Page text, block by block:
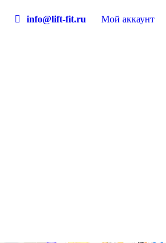
info@lift-fit.ru Мой аккаунт